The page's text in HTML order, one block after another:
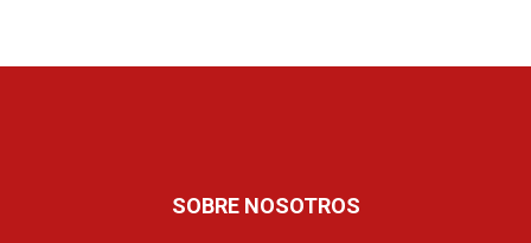
SOBRE NOSOTROS